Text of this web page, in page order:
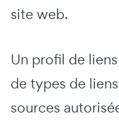
site web.
Un profil de
de types de
sources